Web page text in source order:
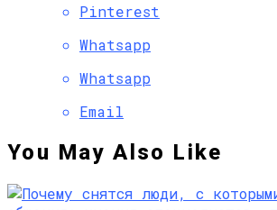
Pinterest
Whatsapp
Whatsapp
Email
You May Also Like